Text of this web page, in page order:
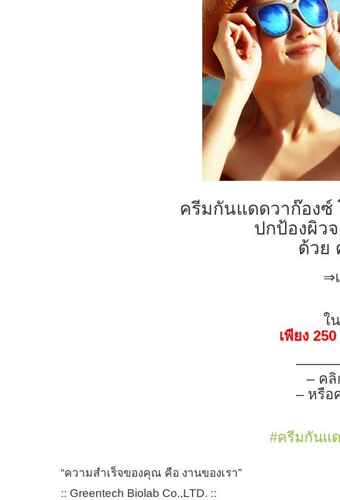
ครีมกันแดดวาก๊องซ์
ปกป้องผิว
ด้วย
⇒
ใน
เพียง
– คลิ
– หรือ
#ครีมกันแ
“ความสำเร็จของคุณ คือ งานของเรา”
:: Greentech Biolab Co.,LTD. ::